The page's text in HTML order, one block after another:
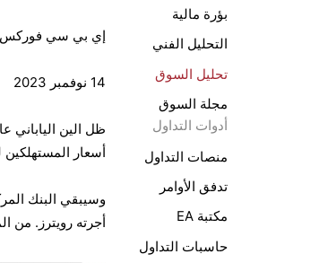
بؤرة مالية
التحليل الفني
تحليل السوق
مجلة السوق
أدوات التداول
منصات التداول
تدفق الأوامر
مكتبة EA
حاسبات التداول
إي بي سي فوركس
14 نوفمبر 2023
ظل الين الياباني
أسعار المستهلكين لشهر
وسيبقي البنك
أجرته رويترز. من